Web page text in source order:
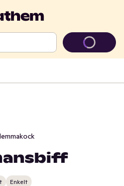
Enkelt